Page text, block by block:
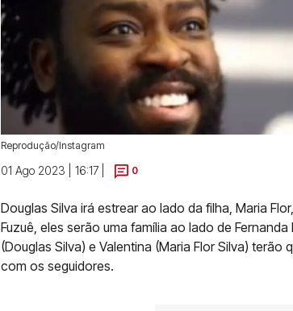
Reprodução/Instagram
01 Ago 2023 | 16:17 | 0
Douglas Silva irá estrear ao lado da filha, Maria
Fuzuê, eles serão uma família ao lado de
(Douglas Silva) e Valentina (Maria Flor Silva)
com os seguidores.